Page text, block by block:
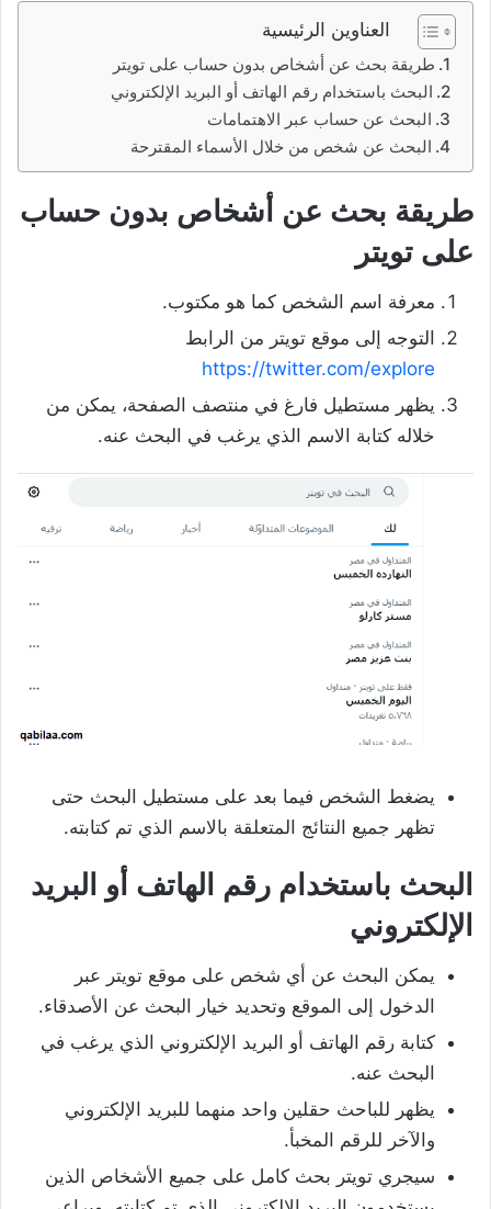
العناوين الرئيسية
طريقة بحث عن أشخاص بدون حساب على تويتر
البحث باستخدام رقم الهاتف أو البريد الإلكتروني
البحث عن حساب عبر الاهتمامات
البحث عن شخص من خلال الأسماء المقترحة
طريقة بحث عن أشخاص بدون حساب
على تويتر
معرفة اسم الشخص كما هو مكتوب.
التوجه إلى موقع تويتر من الرابط
https://twitter.com/explore
يظهر مستطيل فارغ في منتصف الصفحة، يمكن من
خلاله كتابة الاسم الذي يرغب في البحث عنه.
يضغط الشخص فيما بعد على مستطيل البحث حتى
تظهر جميع النتائج المتعلقة بالاسم الذي تم كتابته.
البحث باستخدام رقم الهاتف أو البريد
الإلكتروني
يمكن البحث عن أي شخص على موقع تويتر عبر
الدخول إلى الموقع وتحديد خيار البحث عن الأصدقاء.
كتابة رقم الهاتف أو البريد الإلكتروني الذي يرغب في
البحث عنه.
يظهر للباحث حقلين واحد منهما للبريد الإلكتروني
والآخر للرقم المخبأ.
سيجري تويتر بحث كامل على جميع الأشخاص الذين